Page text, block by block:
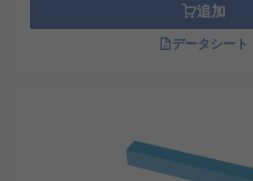
追加
データシート